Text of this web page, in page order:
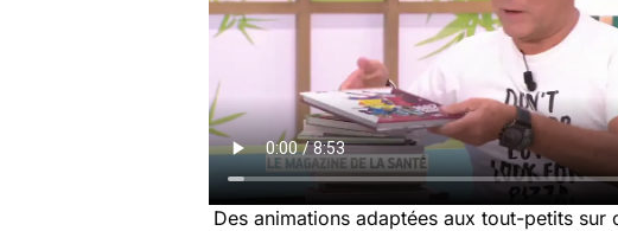
Des animations adaptées aux tout-petits